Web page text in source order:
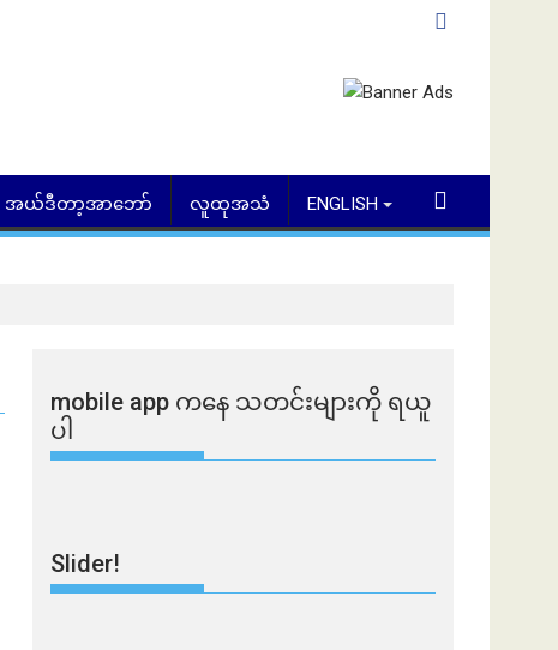
အယ်ဒီတာ့အာဘော် လူထုအသံ ENGLISH
mobile app ​​ကနေ ​​သတင်းများကို ရယူ
ပါ
Slider!